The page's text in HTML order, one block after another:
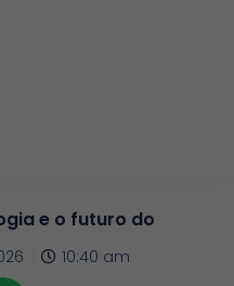
e o futuro do
10:40 am